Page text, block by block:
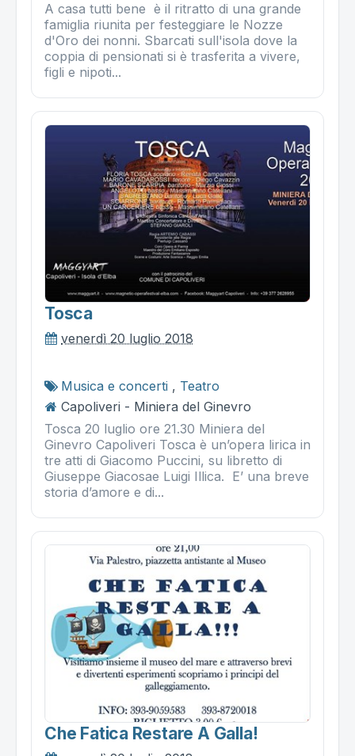
A casa tutti bene è il ritratto di una grande
famiglia riunita per festeggiare le Nozze
d'Oro dei nonni. Sbarcati sull'isola dove la
coppia di pensionati si è trasferita a vivere,
figli e nipoti...
Tosca
venerdì 20 luglio 2018
Musica e concerti , Teatro
Capoliveri - Miniera del Ginevro
Tosca 20 luglio ore 21.30 Miniera del
Ginevro Capoliveri Tosca è un’opera lirica in
tre atti di Giacomo Puccini, su libretto di
Giuseppe Giacosae Luigi Illica. E’ una breve
storia d’amore e di...
Che Fatica Restare A Galla!